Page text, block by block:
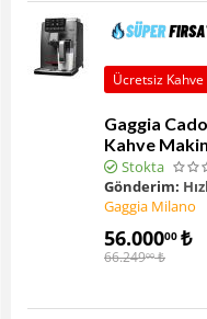
Ücretsiz Kahve
Gaggia
Kahve
Stokta
Gönderim:
Gaggia Milano
56.00000 ₺
66.24900 ₺